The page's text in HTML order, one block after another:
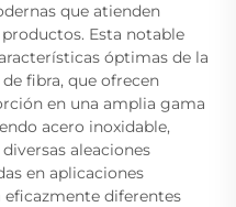
que atienden
Esta notable
óptimas de la
fibra, que ofrecen
en una amplia gama
acero inoxidable,
aleaciones
en aplicaciones
eficazmente diferentes